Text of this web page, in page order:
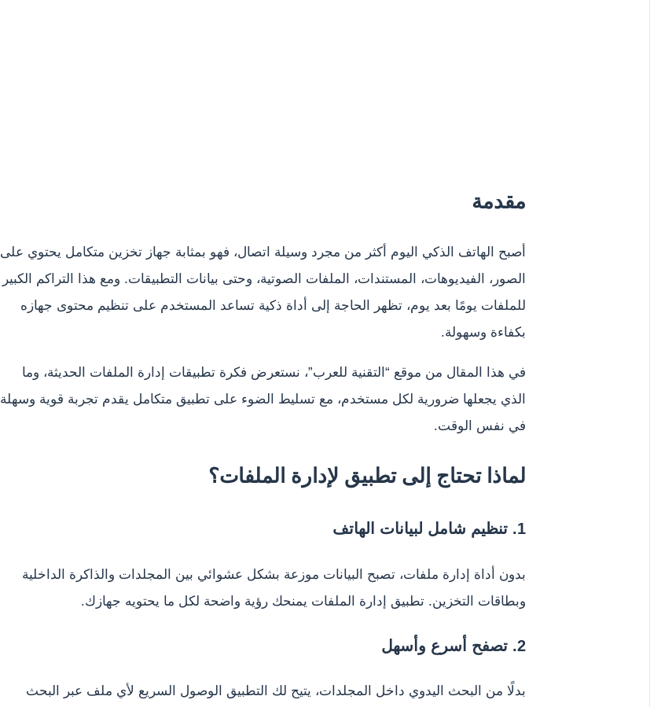
مقدمة
أصبح الهاتف الذكي اليوم أكثر من مجرد وسيلة اتصال، فهو بمثابة جهاز تخزين متكامل يحتوي على
الصور، الفيديوهات، المستندات، الملفات الصوتية، وحتى بيانات التطبيقات. ومع هذا التراكم الكبير
للملفات يومًا بعد يوم، تظهر الحاجة إلى أداة ذكية تساعد المستخدم على تنظيم محتوى جهازه
بكفاءة وسهولة.
في هذا المقال من موقع “التقنية للعرب”، نستعرض فكرة تطبيقات إدارة الملفات الحديثة، وما
الذي يجعلها ضرورية لكل مستخدم، مع تسليط الضوء على تطبيق متكامل يقدم تجربة قوية وسهلة
في نفس الوقت.
لماذا تحتاج إلى تطبيق لإدارة الملفات؟
1. تنظيم شامل لبيانات الهاتف
بدون أداة إدارة ملفات، تصبح البيانات موزعة بشكل عشوائي بين المجلدات والذاكرة الداخلية
وبطاقات التخزين. تطبيق إدارة الملفات يمنحك رؤية واضحة لكل ما يحتويه جهازك.
2. تصفح أسرع وأسهل
بدلًا من البحث اليدوي داخل المجلدات، يتيح لك التطبيق الوصول السريع لأي ملف عبر البحث